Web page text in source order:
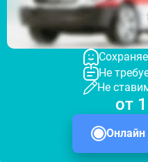
Не
Не
Онлайн
от